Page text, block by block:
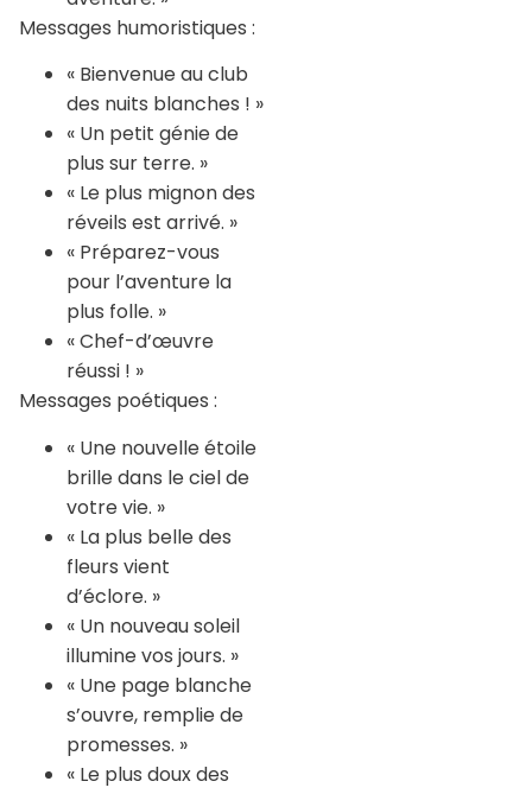
Messages humoristiques :
« Bienvenue au club
des nuits blanches ! »
« Un petit génie de
plus sur terre. »
« Le plus mignon des
réveils est arrivé. »
« Préparez-vous
pour l’aventure la
plus folle. »
« Chef-d’œuvre
réussi ! »
Messages poétiques :
« Une nouvelle étoile
brille dans le ciel de
votre vie. »
« La plus belle des
fleurs vient
d’éclore. »
« Un nouveau soleil
illumine vos jours. »
« Une page blanche
s’ouvre, remplie de
promesses. »
« Le plus doux des